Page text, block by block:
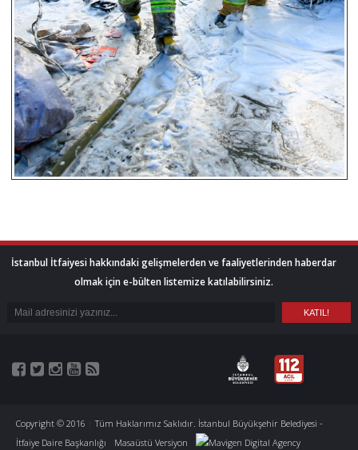
İstanbul İtfaiyesi hakkındaki gelişmelerden ve faaliyetlerinden haberdar
olmak için e-bülten listemize katılabilirsiniz.
Copyright © 2016
Tüm Haklarımız Saklıdır. İstanbul Büyükşehir Belediyesi -
İtfaiye Daire Başkanlığı
Masaüstü Versiyon